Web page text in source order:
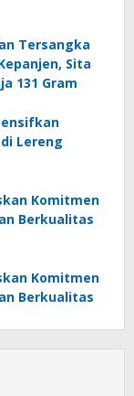
Tersangka
Sita
131 Gram
Lereng
Komitmen
Berkualitas
Komitmen
Berkualitas